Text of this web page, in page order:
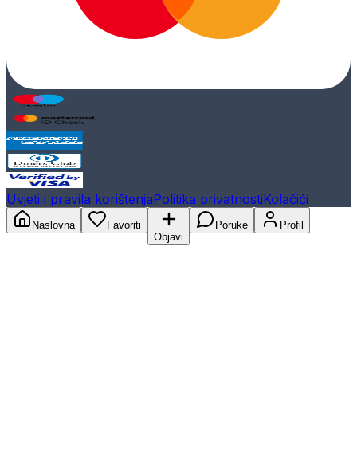
Uvjeti i pravila korištenjaPolitika privatnostiKolačići
Naslovna
Favoriti
Objavi
Poruke Profil